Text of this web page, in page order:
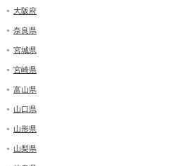
大阪府
奈良県
宮城県
宮崎県
富山県
山口県
山形県
山梨県